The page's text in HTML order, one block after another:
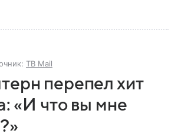
ТВ Mail
перепел хит
«И что вы мне